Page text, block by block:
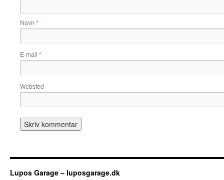
Navn *
E-mail *
Websted
Lupos Garage – luposgarage.dk